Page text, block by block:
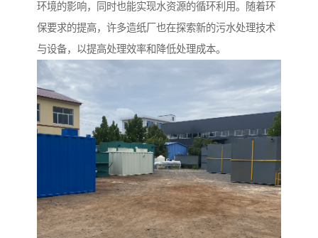
环境的影响，同时也能实现水资源的循环利用。随着环
保要求的提高，许多造纸厂也在探索新的污水处理技术
与设备，以提高处理效率和降低处理成本。